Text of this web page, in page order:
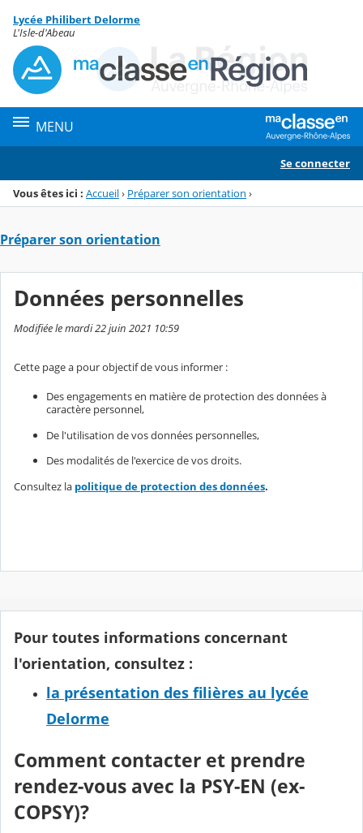
Menu de la rubrique
Contenu
Lycée Philibert Delorme
L'Isle-d'Abeau
MENU
Se connecter
Vous êtes ici : Accueil› Préparer son orientation ›
Préparer son orientation
Données personnelles
Modifiée le mardi 22 juin 2021 10:59
Cette page a pour objectif de vous informer :
Des engagements en matière de protection des données à
caractère personnel,
De l'utilisation de vos données personnelles,
Des modalités de l'exercice de vos droits.
Consultez la politique de protection des données.
Pour toutes informations concernant
l'orientation, consultez :
la présentation des filières au lycée
Delorme
Comment contacter et prendre
rendez-vous avec la PSY-EN (ex-
COPSY)?